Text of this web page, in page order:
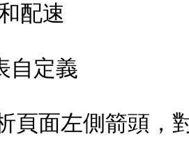
配速
自定義
頁面左側箭頭，